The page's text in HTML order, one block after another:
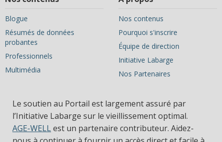
Blogue
Résumés de données
probantes
Professionnels
Multimédia
Nos contenus
Pourquoi s'inscrire
Équipe de direction
Initiative Labarge
Nos Partenaires
Le soutien au Portail est largement assuré par
l’Initiative Labarge sur le vieillissement optimal.
AGE-WELLest un partenaire contributeur. Aidez-